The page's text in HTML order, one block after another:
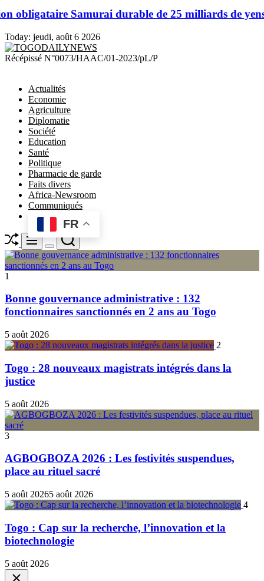
Samurai durable de 25 milliards de yensLa
Today: jeudi, août 6 2026
TOGODAILYNEWS
Récépissé N°0073/HAAC/01-2023/pL/P
Actualités
Economie
Agriculture
Diplomatie
Société
Education
Santé
Politique
Pharmacie de garde
Faits divers
Africa-Newsroom
Communiqués
FR
ShuffleMenu
Switch
color
mode
Search
1
Bonne gouvernance administrative : 132
fonctionnaires sanctionnés en 2 ans au Togo
5 août 2026
2
Togo : 28 nouveaux magistrats intégrés dans la
justice
5 août 2026
3
AGBOGBOZA 2026 : Les festivités suspendues,
place au rituel sacré
5 août 20265 août 2026
4
Togo : Cap sur la recherche, l’innovation et la
biotechnologie
5 août 2026
Close